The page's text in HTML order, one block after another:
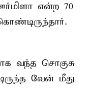
என்ற 70
வந்த சொகுசு
வேன் மீது